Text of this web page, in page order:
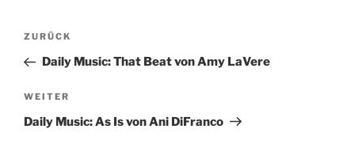
Beitragsnavigation
Vorheriger
Beitrag
ZURÜCK
Daily Music: That Beat von Amy LaVere
Nächster
Beitrag
WEITER
Daily Music: As Is von Ani DiFranco